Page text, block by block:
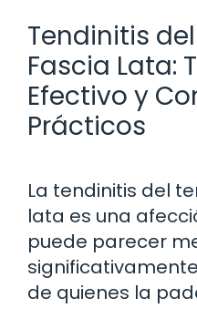
Tendinitis
Fascia Lata:
Efectivo y
Prácticos
La tendinitis del
lata es una
puede parecer
de quienes la